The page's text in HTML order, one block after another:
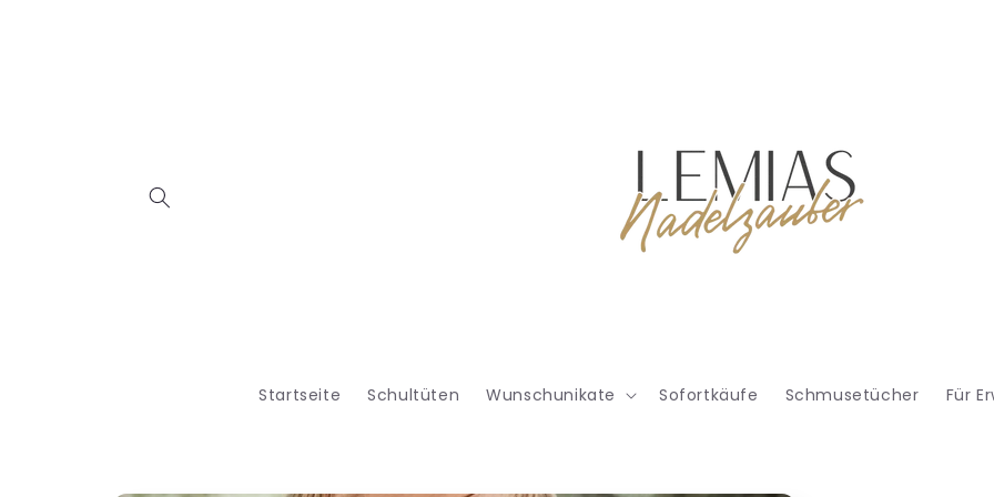
Startseite Schultüten Wunschunikate Sofortkäufe Schmusetücher Für